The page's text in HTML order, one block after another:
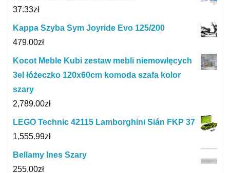
37.33zł
Kappa Szyba Sym Joyride Evo 125/200
479.00zł
Kocot Meble Kubi zestaw mebli niemowlęcych
3el łóżeczko 120x60cm komoda szafa kolor
szary
2,789.00zł
LEGO Technic 42115 Lamborghini Sián FKP 37
1,555.99zł
Bellamy Ines Szary
255.00zł